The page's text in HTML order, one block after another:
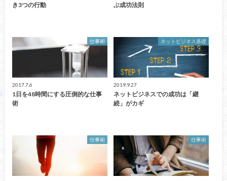
き3つの行動
ぶ成功法則
仕事術
2017.7.6
1日を48時間にする圧倒的な仕事
術
ネットビジネス基礎
2019.9.27
ネットビジネスでの成功は「継
続」がカギ
仕事術 仕事術